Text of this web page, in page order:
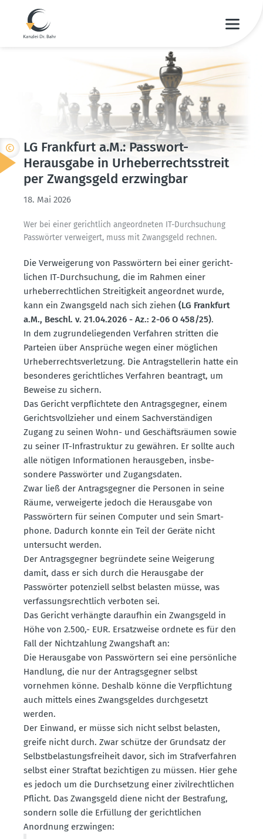
LG Frankfurt a.M.: Passwort-
Herausgabe in Urheber­rechts­streit
per Zwangsgeld erzwingbar
18. Mai 2026
Wer bei einer gerichtlich angeord­neten IT-Durch­su­chung
Passwörter verweigert, muss mit Zwangsgeld rechnen.
Die Verwei­gerung von Passwörtern bei einer gericht­
lichen IT-Durch­su­chung, die im Rahmen einer
urheber­recht­lichen Strei­tigkeit angeordnet wurde,
kann ein Zwangsgeld nach sich ziehen (LG Frankfurt
a.M., Beschl. v. 21.04.2026 - Az.: 2-06 O 458/25).
In dem zugrun­de­lie­genden Verfahren stritten die
Parteien über Ansprüche wegen einer möglichen
Urheber­rechts­ver­letzung. Die Antrag­stel­lerin hatte ein
beson­deres gericht­liches Verfahren beantragt, um
Beweise zu sichern.
Das Gericht verpflichtete den Antrags­gegner, einem
Gerichts­voll­zieher und einem Sachver­stän­digen
Zugang zu seinen Wohn- und Geschäfts­räumen sowie
zu seiner IT-Infra­struktur zu gewähren. Er sollte auch
alle nötigen Infor­ma­tionen heraus­geben, insbe­
sondere Passwörter und Zugangs­daten.
Zwar ließ der Antrags­gegner die Personen in seine
Räume, verwei­gerte jedoch die Herausgabe von
Passwörtern für seinen Computer und sein Smart­
phone. Dadurch konnte ein Teil der Geräte nicht
unter­sucht werden.
Der Antrags­gegner begründete seine Weigerung
damit, dass er sich durch die Herausgabe der
Passwörter poten­ziell selbst belasten müsse, was
verfas­sungs­rechtlich verboten sei.
Das Gericht verhängte daraufhin ein Zwangsgeld in
Höhe von 2.500,- EUR. Ersatz­weise ordnete es für den
Fall der Nicht­zahlung Zwangshaft an:
Die Herausgabe von Passwörtern sei eine persön­liche
Handlung, die nur der Antrags­gegner selbst
vornehmen könne. Deshalb könne die Verpflichtung
auch mittels eines Zwangs­geldes durch­ge­setzt
werden.
Der Einwand, er müsse sich nicht selbst belasten,
greife nicht durch. Zwar schütze der Grundsatz der
Selbst­be­las­tungs­freiheit davor, sich im Straf­ver­fahren
selbst einer Straftat bezich­tigen zu müssen. Hier gehe
es jedoch um die Durch­setzung einer zivil­recht­lichen
Pflicht. Das Zwangsgeld diene nicht der Bestrafung,
sondern solle die Erfüllung der gericht­lichen
Anordnung erzwingen: